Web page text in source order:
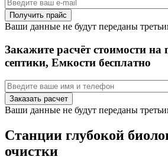
Ваши данные не будут переданы
Закажите расчёт стоимости на
септики, Емкости бесплатно
Ваши данные не будут переданы
Станции глубокой
очистки